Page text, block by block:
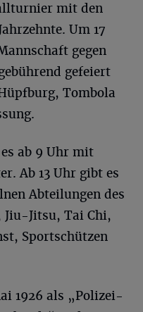
mit den
Um 17
gegen
gefeiert
Tombola
ab 9 Uhr mit
Ab 13 Uhr gibt es
Abteilungen des
Jiu-Jitsu, Tai Chi,
Sportschützen
1926 als „Polizei-